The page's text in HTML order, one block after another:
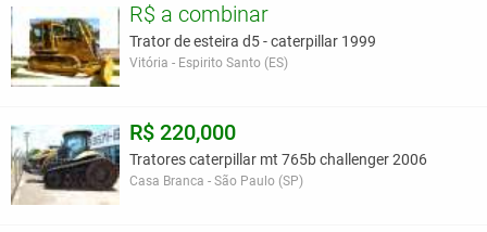
R$ a combinar
Trator de esteira d5 - caterpillar 1999
Vitória - Espirito Santo (ES)
R$ 220,000
Tratores caterpillar mt 765b challenger 2006
Casa Branca - São Paulo (SP)